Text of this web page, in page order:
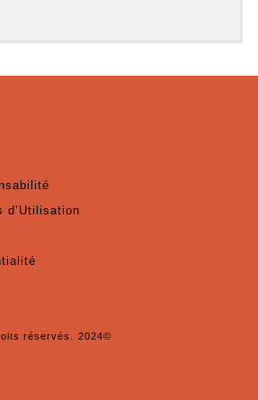
d’Utilisation
réservés. 2024©